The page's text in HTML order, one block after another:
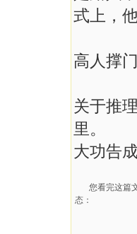
式上，
高人撑
关于推
里。
大功告
您看完这篇
态：